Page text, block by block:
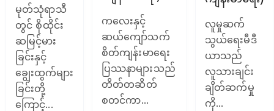
မုတ်သုံရာသီ
တွင် စိုထိုင်း
ဆမြင့်မား
ခြင်းနှင့်
ချွေးထွက်များ
ခြင်းတို့
ကြောင့်...
ကလေးနှင့်
ဆယ်ကျော်သက်
စိတ်ကျန်းမာရေး
ပြဿနာများသည်
တိတ်တဆိတ်
စတင်ကာ...
လူမှုဆက်
သွယ်ရေးမီဒီ
ယာသည်
လူသားချင်း
ချိတ်ဆက်မှု
ကို...